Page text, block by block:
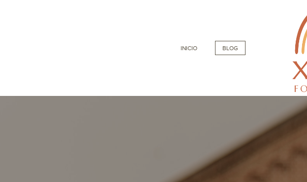
INICIO BLOG